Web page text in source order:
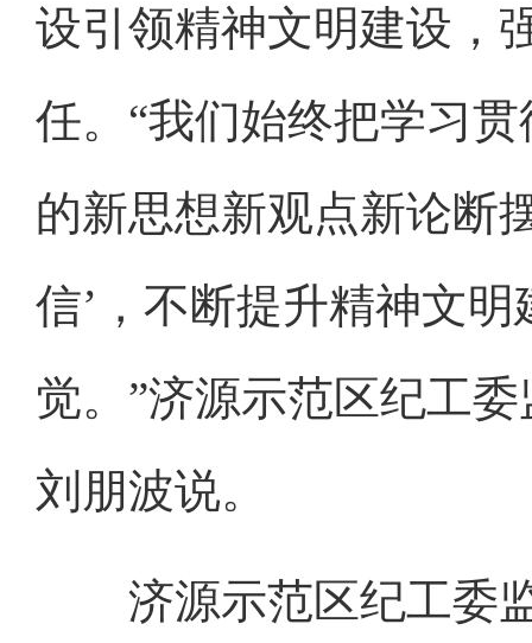
设引领精神文明建设，
任。“我们始终把学习
的新思想新观点新论断
信’，不断提升精神文
觉。”济源示范区纪工
刘朋波说。
济源示范区纪工委监